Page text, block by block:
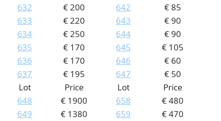
632
€ 200
633
€ 220
634
€ 250
635
€ 170
636
€ 170
637
€ 195
642
€ 85
643
€ 90
644
€ 90
645
€ 105
646
€ 60
647
€ 50
Lot
Price
648
€ 1900
649
€ 1380
Lot
Price
658
€ 480
659
€ 470